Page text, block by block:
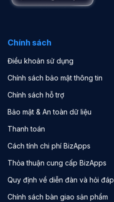
Chính sách
Điều khoản sử dụng
Chính sách bảo mật thông tin
Chính sách hỗ trợ
Bảo mật & An toàn dữ liệu
Thanh toán
Cách tính chi phí BizApps
Thỏa thuận cung cấp BizApps
Quy định về diễn đàn và hỏi đáp
Chính sách bàn giao sản phẩm